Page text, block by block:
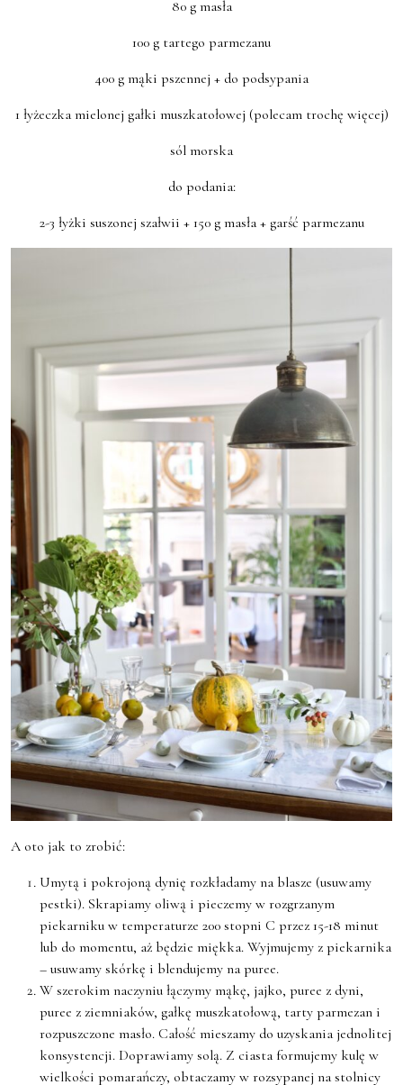
80 g masła
100 g tartego parmezanu
400 g mąki pszennej + do podsypania
1 łyżeczka mielonej gałki muszkatołowej (polecam trochę więcej)
sól morska
do podania:
2-3 łyżki suszonej szałwii + 150 g masła + garść parmezanu
A oto jak to zrobić:
Umytą i pokrojoną dynię rozkładamy na blasze (usuwamy
pestki). Skrapiamy oliwą i pieczemy w rozgrzanym
piekarniku w temperaturze 200 stopni C przez 15-18 minut
lub do momentu, aż będzie miękka. Wyjmujemy z piekarnika
– usuwamy skórkę i blendujemy na puree.
W szerokim naczyniu łączymy mąkę, jajko, puree z dyni,
puree z ziemniaków, gałkę muszkatołową, tarty parmezan i
rozpuszczone masło. Całość mieszamy do uzyskania jednolitej
konsystencji. Doprawiamy solą. Z ciasta formujemy kulę w
wielkości pomarańczy, obtaczamy w rozsypanej na stolnicy